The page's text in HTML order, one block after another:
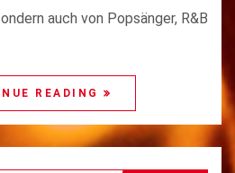
auch von Popsänger, R&B
READING